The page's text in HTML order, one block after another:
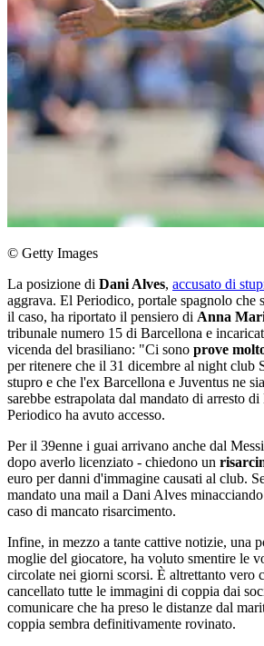
© Getty Images
La posizione di Dani Alves, accusato di
aggrava. El Periodico, portale spagnolo che
il caso, ha riportato il pensiero di Anna
tribunale numero 15 di Barcellona e
vicenda del brasiliano: "Ci sono prove
per ritenere che il 31 dicembre al night club
stupro e che l'ex Barcellona e Juventus ne
sarebbe estrapolata dal mandato di arresto
Periodico ha avuto accesso.
Per il 39enne i guai arrivano anche dal
dopo averlo licenziato - chiedono un
euro per danni d'immagine causati al club.
mandato una mail a Dani Alves
caso di mancato risarcimento.
Infine, in mezzo a tante cattive notizie, una
moglie del giocatore, ha voluto smentire le
circolate nei giorni scorsi. È altrettanto vero
cancellato tutte le immagini di coppia dai
comunicare che ha preso le distanze dal
coppia sembra definitivamente rovinato.